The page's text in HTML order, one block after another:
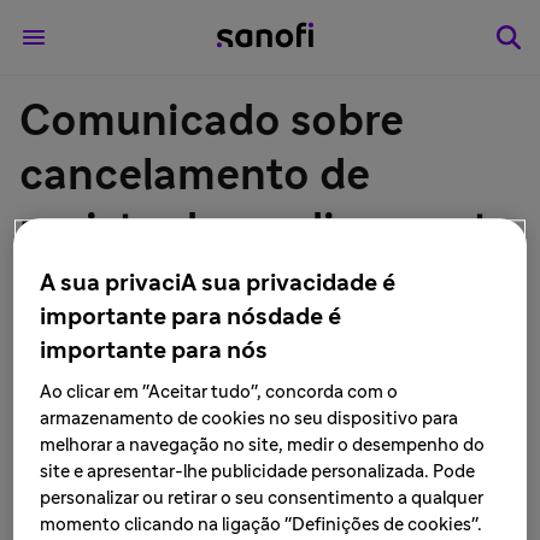
Comunicado sobre
cancelamento de
registo do medicamento
Stilnox® (hemitartarato
de zolpidem) nas
apresentações de
6,25mg e 12,5mg c/ 20
comprimidos de
A sua privaciA sua privacidade é
importante para nósdade é
importante para nós
Ao clicar em "Aceitar tudo", concorda com o
armazenamento de cookies no seu dispositivo para
melhorar a navegação no site, medir o desempenho do
site e apresentar-lhe publicidade personalizada. Pode
personalizar ou retirar o seu consentimento a qualquer
momento clicando na ligação "Definições de cookies".